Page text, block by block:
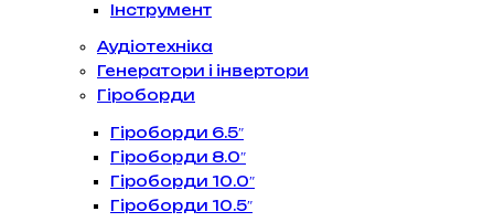
Інструмент
Аудіотехніка
Генератори і інвертори
Гіроборди
Гіроборди 6.5″
Гіроборди 8.0″
Гіроборди 10.0″
Гіроборди 10.5″